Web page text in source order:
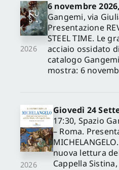
2026
6 novembre
Gangemi, via
Presentazione
STEEL TIME. Le
acciaio ossidato
catalogo
mostra: 6
2026
Giovedì 24
17:30, Spazio
– Roma.
nuova lettura
Cappella